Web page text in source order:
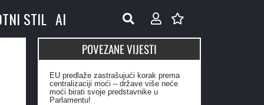
STIL AI
POVEZANE VIJESTI
EU predlaže zastrašujući korak prema
centralizaciji moći – države više neće
moći birati svoje predstavnike u
Parlamentu!